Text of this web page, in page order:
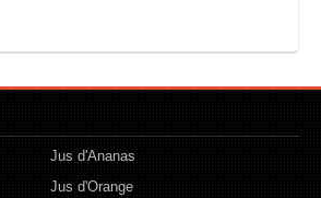
Jus d'Ananas
Jus d'Orange